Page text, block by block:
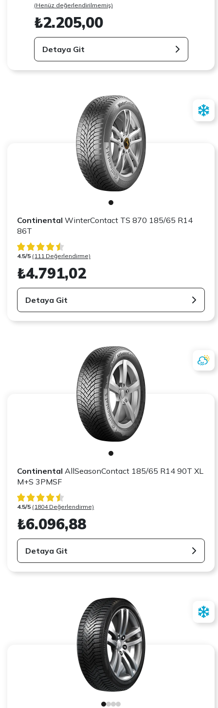
(Henüz değerlendirilmemiş)
₺2.205,00
Detaya Git
Continental WinterContact TS 870 185/65 R14
86T
4.5/5 (111 Değerlendirme)
₺4.791,02
Detaya Git
Continental AllSeasonContact 185/65 R14 90T XL
M+S 3PMSF
4.5/5 (1804 Değerlendirme)
₺6.096,88
Detaya Git